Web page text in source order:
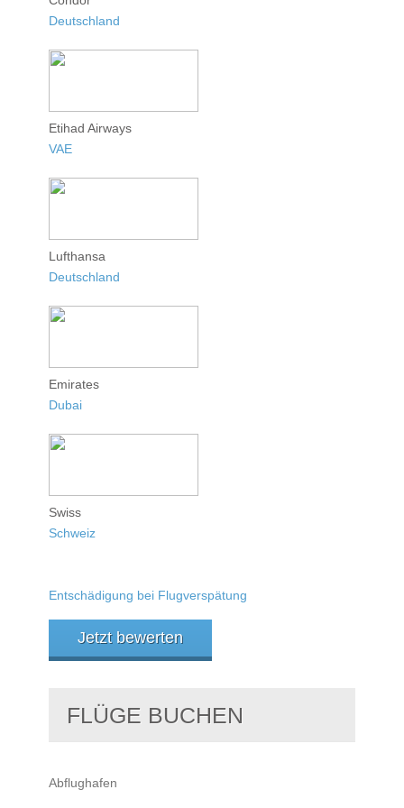
Deutschland
Etihad Airways
VAE
Lufthansa
Deutschland
Emirates
Dubai
Swiss
Schweiz
Entschädigung bei Flugverspätung
Jetzt bewerten
FLÜGE BUCHEN